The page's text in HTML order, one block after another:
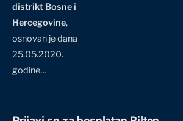
distrikt Bosne i
Hercegovine,
osnovan je dana
25.05.2020.
godine…